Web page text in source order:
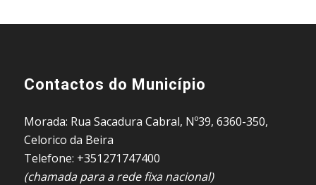
Contactos do Município
Morada: Rua Sacadura Cabral, Nº39, 6360-350,
Celorico da Beira
Telefone: +351271747400
(chamada para a rede fixa nacional)